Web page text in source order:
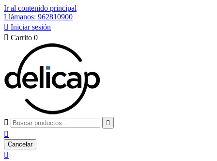
Ir al contenido principal
Llámanos: 962810900
 Iniciar sesión
 Carrito 0
 

Cancelar
